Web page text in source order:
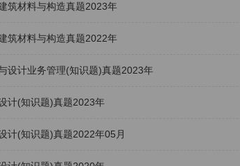
筑材料与构造真题2023年
筑材料与构造真题2022年
设计业务管理(知识题)真题2023年
计(知识题)真题2023年
计(知识题)真题2022年05月